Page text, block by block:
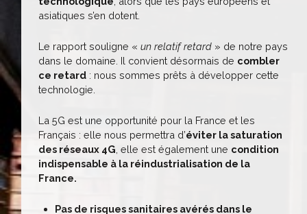
asiatiques s’en dotent.
Le rapport souligne « un relatif retard » de notre pays
dans le domaine. Il convient désormais de combler
ce retard : nous sommes prêts à développer cette
technologie.
La 5G est une opportunité pour la France et les
Français : elle nous permettra d’éviter la saturation
des réseaux 4G , elle est également une condition
indispensable à la réindustrialisation de la
France.
Pas de risques sanitaires avérés dans le